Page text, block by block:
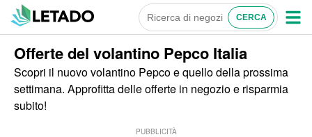
Offerte del volantino Pepco Italia
Scopri il nuovo volantino Pepco e quello della prossima
settimana. Approfitta delle offerte in negozio e risparmia
subito!
PUBBLICITÀ